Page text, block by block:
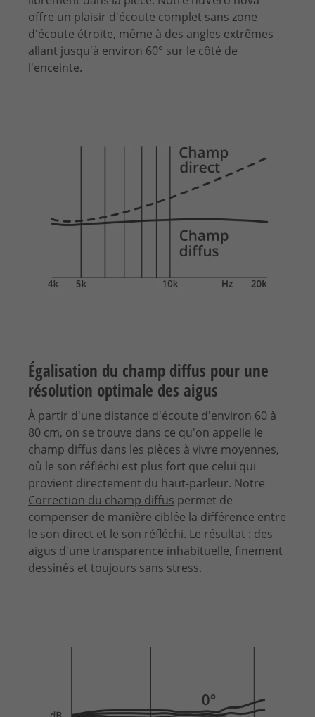
offre un plaisir d'écoute complet sans zone
d'écoute étroite, même à des angles extrêmes
allant jusqu'à environ 60° sur le côté de
l'enceinte.
Égalisation du champ diffus pour une
résolution optimale des aigus
À partir d'une distance d'écoute d'environ 60 à
80 cm, on se trouve dans ce qu'on appelle le
champ diffus dans les pièces à vivre moyennes,
où le son réfléchi est plus fort que celui qui
provient directement du haut-parleur. Notre
Correction du champ diffus permet de
compenser de manière ciblée la différence entre
le son direct et le son réfléchi. Le résultat : des
aigus d'une transparence inhabituelle, finement
dessinés et toujours sans stress.